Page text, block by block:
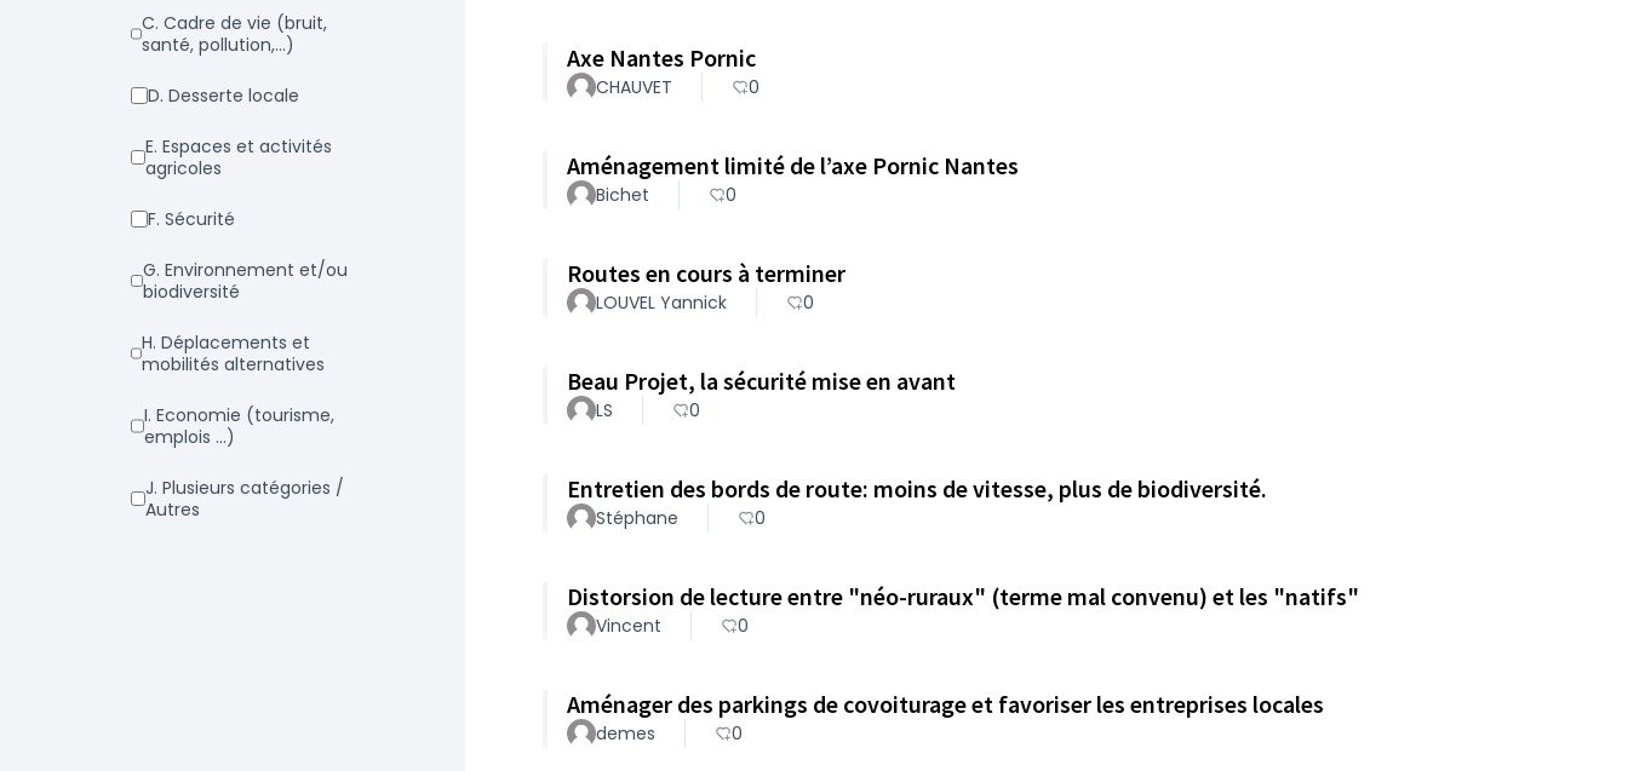
c. Cadre de vie (bruit,
santé, pollution,...)
d. Desserte locale
e. Espaces et activités
agricoles
f. Sécurité
g. Environnement et/ou
biodiversité
h. Déplacements et
mobilités alternatives
i. Economie (tourisme,
emplois ...)
j. Plusieurs catégories /
Autres
Axe Nantes Pornic
CHAUVET 0
Aménagement limité de l’axe Pornic Nantes
Bichet 0
Routes en cours à terminer
LOUVEL Yannick 0
Beau Projet, la sécurité mise en avant
LS 0
Entretien des bords de route: moins de vitesse, plus de biodiversité.
Stéphane 0
Distorsion de lecture entre "néo-ruraux" (terme mal convenu) et les "natifs"
Vincent 0
Aménager des parkings de covoiturage et favoriser les entreprises locales
demes 0